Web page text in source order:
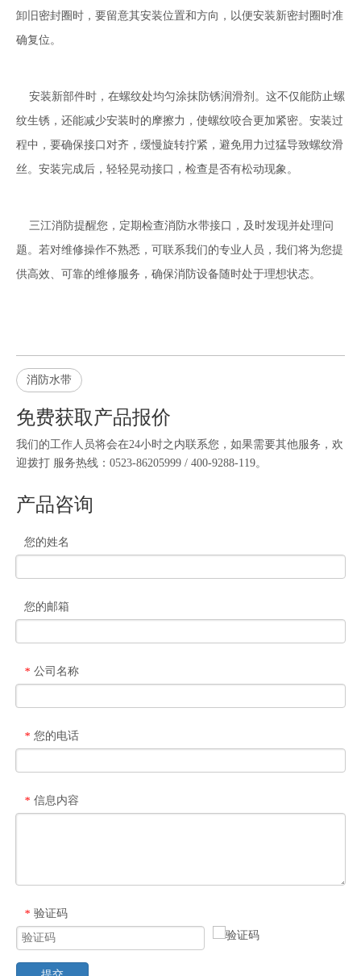
卸旧密封圈时，要留意其安装位置和方向，以便安装新密封圈时准
确复位。
安装新部件时，在螺纹处均匀涂抹防锈润滑剂。这不仅能防止螺
纹生锈，还能减少安装时的摩擦力，使螺纹咬合更加紧密。安装过
程中，要确保接口对齐，缓慢旋转拧紧，避免用力过猛导致螺纹滑
丝。安装完成后，轻轻晃动接口，检查是否有松动现象。
三江消防提醒您，定期检查消防水带接口，及时发现并处理问
题。若对维修操作不熟悉，可联系我们的专业人员，我们将为您提
供高效、可靠的维修服务，确保消防设备随时处于理想状态。
消防水带
免费获取产品报价
我们的工作人员将会在24小时之内联系您，如果需要其他服务，欢
迎拨打 服务热线：0523-86205999 / 400-9288-119。
产品咨询
您的姓名
您的邮箱
* 公司名称
* 您的电话
* 信息内容
* 验证码